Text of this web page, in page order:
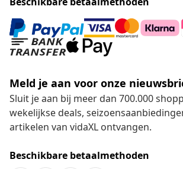
Beschikbare betaalmethoden
Meld je aan voor onze
Sluit je aan bij meer dan 700.000
wekelijkse deals,
artikelen van vidaXL ontvangen.